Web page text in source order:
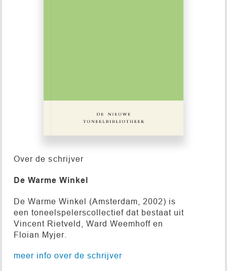
Over de schrijver
De Warme Winkel
De Warme Winkel (Amsterdam, 2002) is
een toneelspelerscollectief dat bestaat uit
Vincent Rietveld, Ward Weemhoff en
Floian Myjer.
meer info over de schrijver